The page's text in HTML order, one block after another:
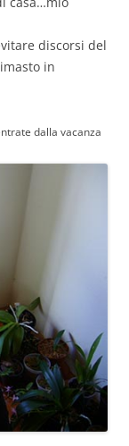
discorsi del
in
dalla vacanza